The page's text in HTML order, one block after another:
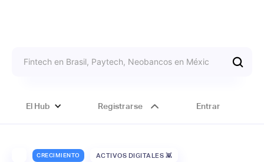
El Hub Registrarse Entrar
CRECIMIENTO ACTIVOS DIGITALES 👾